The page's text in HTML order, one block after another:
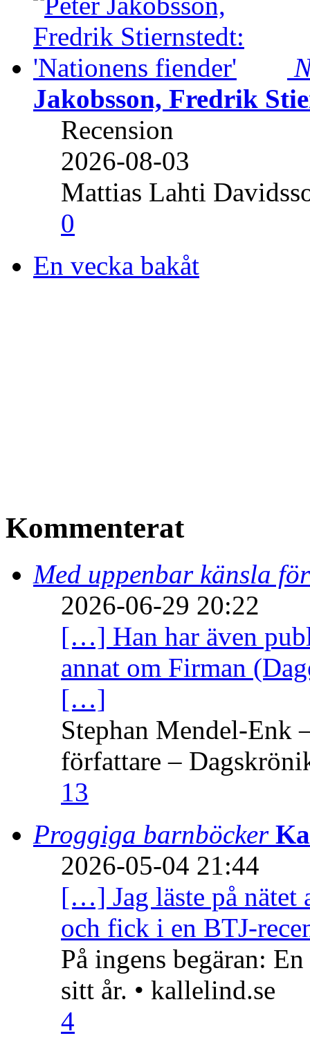
Jakobsson, Fredrik
Recension
2026-08-03
Mattias Lahti
0
En vecka bakåt
Kommenterat
Med uppenbar känsla
2026-06-29 20:22
[…] Han har även
annat om Firman
[…]
Stephan Mendel-Enk
författare –
13
Proggiga barnböcker
2026-05-04 21:44
[…] Jag läste på nätet
och fick i en BTJ-
På ingens begäran:
sitt år. • kallelind.se
4